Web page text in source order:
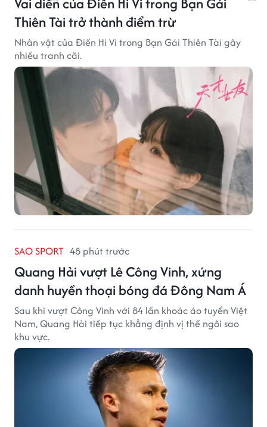
Thiên Tài trở thành điểm trừ
Nhân vật của Điền Hi Vi trong Bạn Gái Thiên Tài gây
nhiều tranh cãi.
SAO SPORT 48 phút trước
Quang Hải vượt Lê Công Vinh, xứng
danh huyền thoại bóng đá Đông Nam Á
Sau khi vượt Công Vinh với 84 lần khoác áo tuyển Việt
Nam, Quang Hải tiếp tục khẳng định vị thế ngôi sao
khu vực.